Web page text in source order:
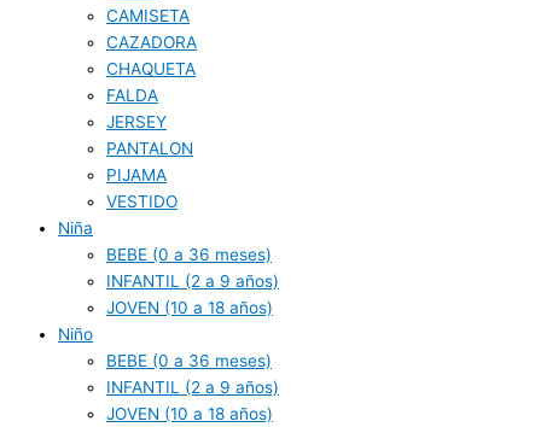
CAMISETA
CAZADORA
CHAQUETA
FALDA
JERSEY
PANTALON
PIJAMA
VESTIDO
Niña
BEBE (0 a 36 meses)
INFANTIL (2 a 9 años)
JOVEN (10 a 18 años)
Niño
BEBE (0 a 36 meses)
INFANTIL (2 a 9 años)
JOVEN (10 a 18 años)